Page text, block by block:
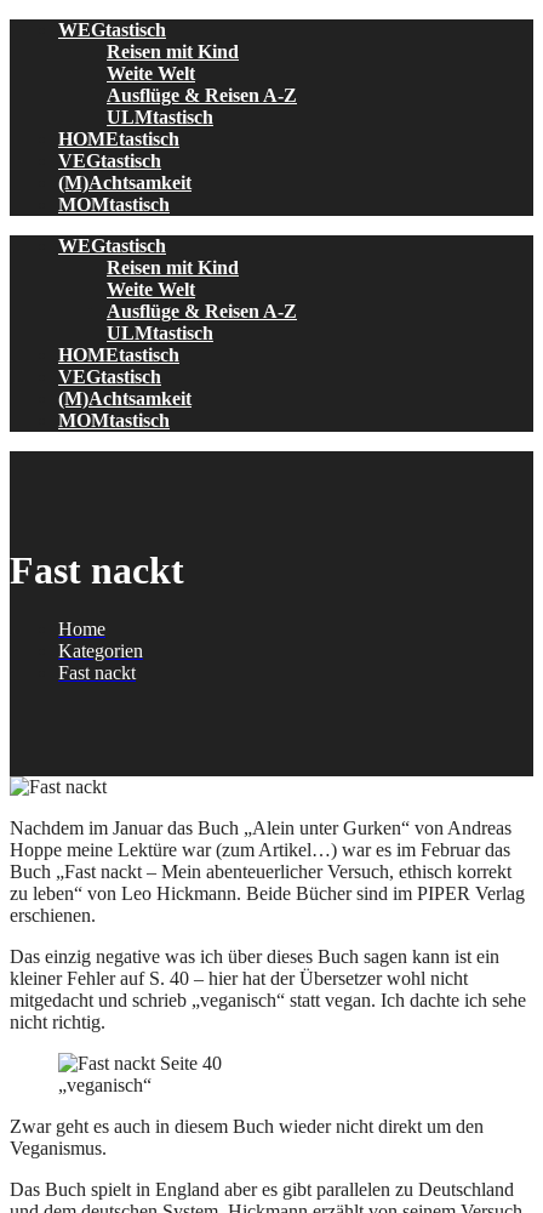
WEGtastisch
Reisen mit Kind
Weite Welt
Ausflüge & Reisen A-Z
ULMtastisch
HOMEtastisch
VEGtastisch
(M)Achtsamkeit
MOMtastisch
WEGtastisch
Reisen mit Kind
Weite Welt
Ausflüge & Reisen A-Z
ULMtastisch
HOMEtastisch
VEGtastisch
(M)Achtsamkeit
MOMtastisch
Fast nackt
Home
Kategorien
Fast nackt
Nachdem im Januar das Buch „Alein unter Gurken“ von Andreas
Hoppe meine Lektüre war (zum Artikel…) war es im Februar das
Buch „Fast nackt – Mein abenteuerlicher Versuch, ethisch korrekt
zu leben“ von Leo Hickmann. Beide Bücher sind im PIPER Verlag
erschienen.
Das einzig negative was ich über dieses Buch sagen kann ist ein
kleiner Fehler auf S. 40 – hier hat der Übersetzer wohl nicht
mitgedacht und schrieb „veganisch“ statt vegan. Ich dachte ich sehe
nicht richtig.
„veganisch“
Zwar geht es auch in diesem Buch wieder nicht direkt um den
Veganismus.
Das Buch spielt in England aber es gibt parallelen zu Deutschland